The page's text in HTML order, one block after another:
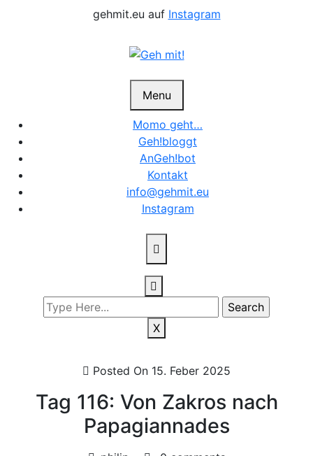
gehmit.eu auf Instagram
Menu
Momo geht…
Geh!bloggt
AnGeh!bot
Kontakt
info@gehmit.eu
Instagram
X
Posted On 15. Feber 2025
Tag 116: Von Zakros nach
Papagiannades